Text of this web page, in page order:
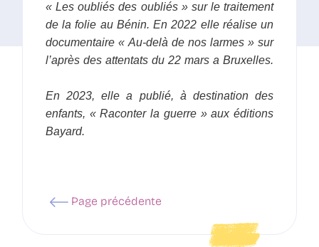
« Les oubliés des oubliés » sur le traitement
de la folie au Bénin. En 2022 elle réalise un
documentaire « Au-delà de nos larmes » sur
l’après des attentats du 22 mars a Bruxelles.
En 2023, elle a publié, à destination des
enfants, « Raconter la guerre » aux éditions
Bayard.
Page précédente